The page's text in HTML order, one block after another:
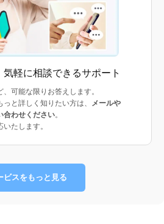
軽に相談できるサポート
可能な限りお答えします。
と詳しく知りたい方は、 メールや
合わせください。
たします。
ビスをもっと見る